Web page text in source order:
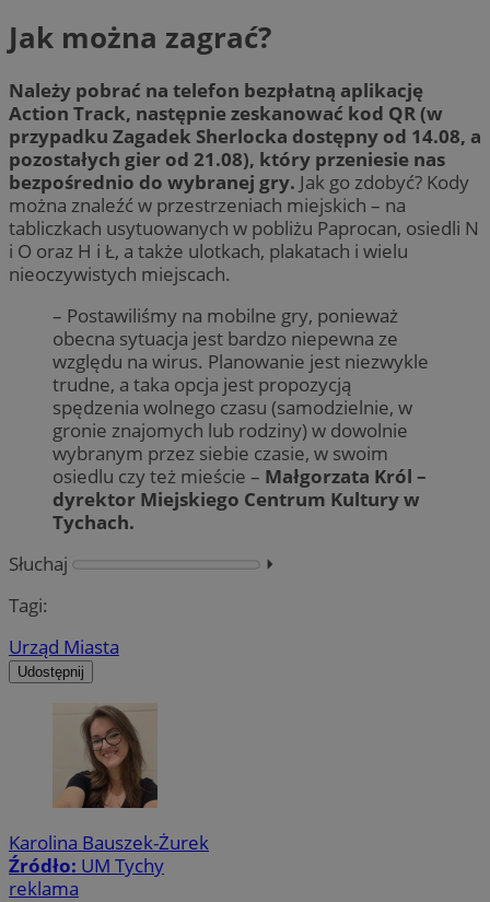
Jak można zagrać?
Należy pobrać na telefon bezpłatną aplikację
Action Track, następnie zeskanować kod QR (w
przypadku Zagadek Sherlocka dostępny od 14.08, a
pozostałych gier od 21.08), który przeniesie nas
bezpośrednio do wybranej gry. Jak go zdobyć? Kody
można znaleźć w przestrzeniach miejskich – na
tabliczkach usytuowanych w pobliżu Paprocan, osiedli N
i O oraz H i Ł, a także ulotkach, plakatach i wielu
nieoczywistych miejscach.
– Postawiliśmy na mobilne gry, ponieważ
obecna sytuacja jest bardzo niepewna ze
względu na wirus. Planowanie jest niezwykle
trudne, a taka opcja jest propozycją
spędzenia wolnego czasu (samodzielnie, w
gronie znajomych lub rodziny) w dowolnie
wybranym przez siebie czasie, w swoim
osiedlu czy też mieście – Małgorzata Król –
dyrektor Miejskiego Centrum Kultury w
Tychach.
Słuchaj
⏵︎
Tagi:
Urząd Miasta
Udostępnij
Karolina Bauszek-Żurek
Źródło: UM Tychy
reklama